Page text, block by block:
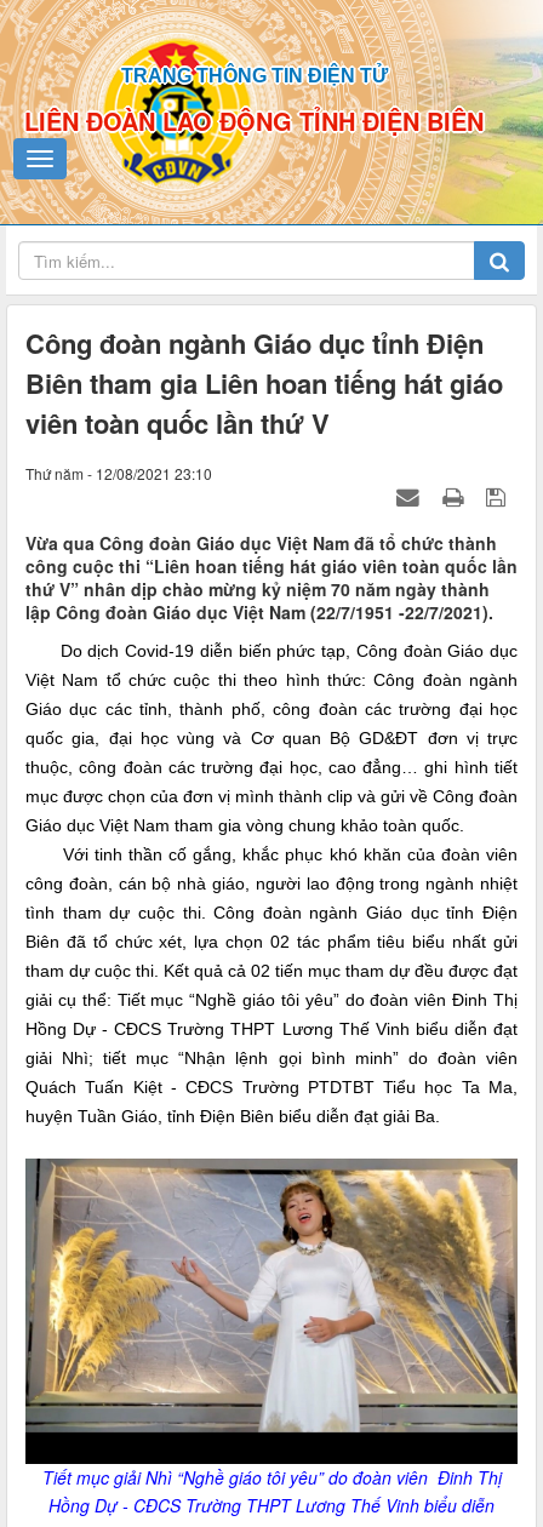
TRANG THÔNG TIN ĐIỆN TỬ
LIÊN ĐOÀN LAO ĐỘNG TỈNH ĐIỆN BIÊN
Công đoàn ngành Giáo dục tỉnh Điện
Biên tham gia Liên hoan tiếng hát giáo
viên toàn quốc lần thứ V
Thứ năm - 12/08/2021 23:10
Vừa qua Công đoàn Giáo dục Việt Nam đã tổ chức thành
công cuộc thi “Liên hoan tiếng hát giáo viên toàn quốc lần
thứ V” nhân dịp chào mừng kỷ niệm 70 năm ngày thành
lập Công đoàn Giáo dục Việt Nam (22/7/1951 -22/7/2021).
Do dịch Covid-19 diễn biến phức tạp, Công đoàn Giáo dục
Việt Nam tổ chức cuộc thi theo hình thức: Công đoàn ngành
Giáo dục các tỉnh, thành phố, công đoàn các trường đại học
quốc gia, đại học vùng và Cơ quan Bộ GD&ĐT đơn vị trực
thuộc, công đoàn các trường đại học, cao đẳng… ghi hình tiết
mục được chọn của đơn vị mình thành clip và gửi về Công đoàn
Giáo dục Việt Nam tham gia vòng chung khảo toàn quốc.
Với tinh thần cố gắng, khắc phục khó khăn của đoàn viên
công đoàn, cán bộ nhà giáo, người lao động trong ngành nhiệt
tình tham dự cuộc thi. Công đoàn ngành Giáo dục tỉnh Điện
Biên đã tổ chức xét, lựa chọn 02 tác phẩm tiêu biểu nhất gửi
tham dự cuộc thi. Kết quả cả 02 tiến mục tham dự đều được đạt
giải cụ thể: Tiết mục “Nghề giáo tôi yêu” do đoàn viên Đinh Thị
Hồng Dự - CĐCS Trường THPT Lương Thế Vinh biểu diễn đạt
giải Nhì; tiết mục “Nhận lệnh gọi bình minh” do đoàn viên
Quách Tuấn Kiệt - CĐCS Trường PTDTBT Tiểu học Ta Ma,
huyện Tuần Giáo, tỉnh Điện Biên biểu diễn đạt giải Ba.
Tiết mục giải Nhì “Nghề giáo tôi yêu” do đoàn viên Đinh Thị
Hồng Dự - CĐCS Trường THPT Lương Thế Vinh biểu diễn